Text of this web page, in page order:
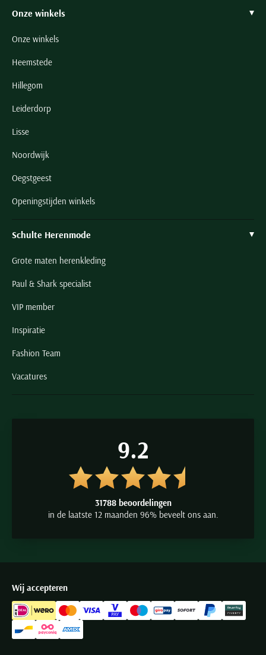
Onze winkels
Onze winkels
Heemstede
Hillegom
Leiderdorp
Lisse
Noordwijk
Oegstgeest
Openingstijden winkels
Schulte Herenmode
Grote maten herenkleding
Paul & Shark specialist
VIP member
Inspiratie
Fashion Team
Vacatures
9.2
31788 beoordelingen
in de laatste 12 maanden 96% beveelt ons aan.
Wij accepteren